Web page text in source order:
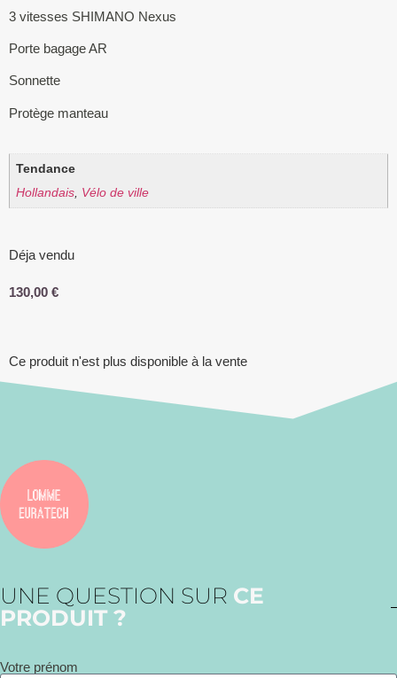
3 vitesses SHIMANO Nexus
Porte bagage AR
Sonnette
Protège manteau
Tendance
Hollandais, Vélo de ville
Déja vendu
130,00 €
Ce produit n'est plus disponible à la vente
UNE QUESTION SUR CE
PRODUIT ?
Votre prénom